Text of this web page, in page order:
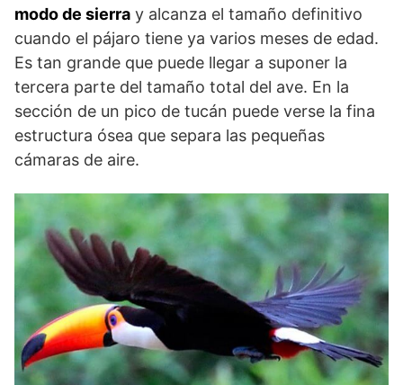
modo de sierra y alcanza el tamaño definitivo
cuando el pájaro tiene ya varios meses de edad.
Es tan grande que puede llegar a suponer la
tercera parte del tamaño total del ave. En la
sección de un pico de tucán puede verse la fina
estructura ósea que separa las pequeñas
cámaras de aire.